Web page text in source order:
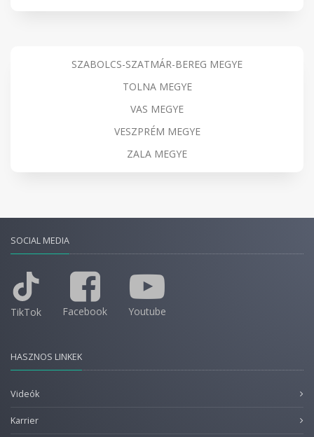
SZABOLCS-SZATMÁR-BEREG MEGYE
TOLNA MEGYE
VAS MEGYE
VESZPRÉM MEGYE
ZALA MEGYE
SOCIAL MEDIA
TikTok Facebook Youtube
HASZNOS LINKEK
Videók
Karrier